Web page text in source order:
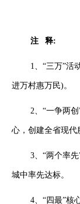
注 释:
1、“三万”活
进万村惠万民)。
2、“一争两
心，创建全省现代
3、“两个率
城中率先达标。
4、“四最”核